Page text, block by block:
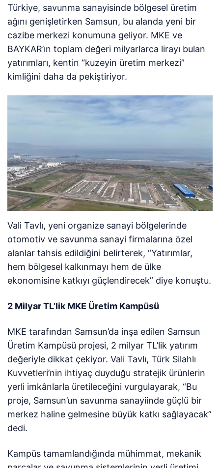
Türkiye, savunma sanayisinde bölgesel üretim
ağını genişletirken Samsun, bu alanda yeni bir
cazibe merkezi konumuna geliyor. MKE ve
BAYKAR’ın toplam değeri milyarlarca lirayı bulan
yatırımları, kentin “kuzeyin üretim merkezi”
kimliğini daha da pekiştiriyor.
Vali Tavlı, yeni organize sanayi bölgelerinde
otomotiv ve savunma sanayi firmalarına özel
alanlar tahsis edildiğini belirterek, “Yatırımlar,
hem bölgesel kalkınmayı hem de ülke
ekonomisine katkıyı güçlendirecek” diye konuştu.
2 Milyar TL’lik MKE Üretim Kampüsü
MKE tarafından Samsun’da inşa edilen Samsun
Üretim Kampüsü projesi, 2 milyar TL’lik yatırım
değeriyle dikkat çekiyor. Vali Tavlı, Türk Silahlı
Kuvvetleri’nin ihtiyaç duyduğu stratejik ürünlerin
yerli imkânlarla üretileceğini vurgulayarak, “Bu
proje, Samsun’un savunma sanayiinde güçlü bir
merkez haline gelmesine büyük katkı sağlayacak”
dedi.
Kampüs tamamlandığında mühimmat, mekanik